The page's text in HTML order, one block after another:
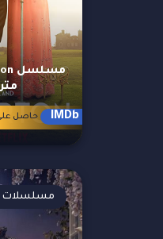
IMDb حاصل
مسلسلات